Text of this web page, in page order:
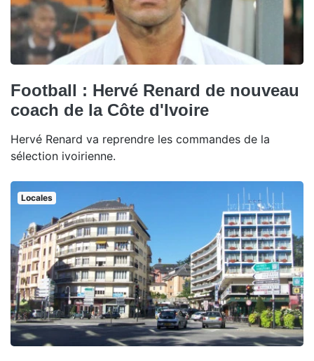
Football : Hervé Renard de nouveau
coach de la Côte d'Ivoire
Hervé Renard va reprendre les commandes de la
sélection ivoirienne.
Locales